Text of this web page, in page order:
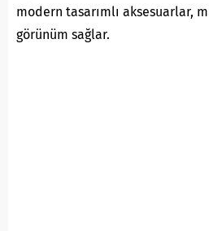
modern tasarımlı aksesuarlar,
görünüm sağlar.